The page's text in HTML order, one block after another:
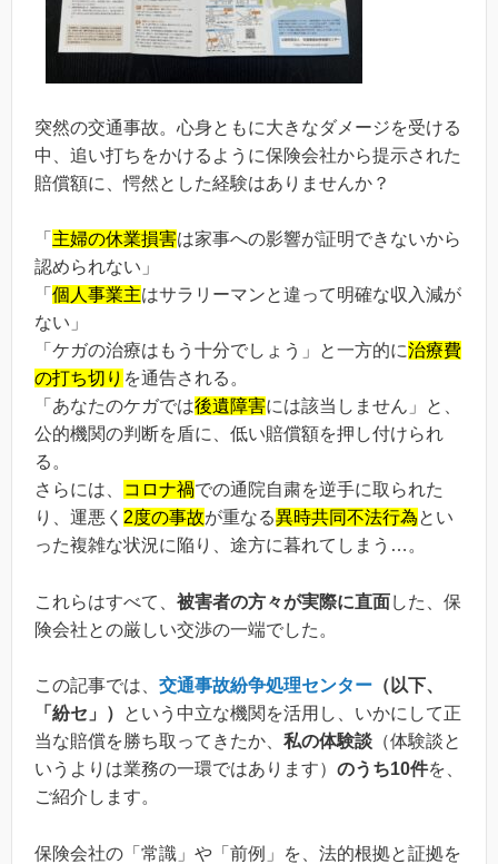
突然の交通事故。心身ともに大きなダメージを受ける
中、追い打ちをかけるように保険会社から提示された
賠償額に、愕然とした経験はありませんか？
「 主婦の休業損害は家事への影響が証明できないから
認められない」
「 個人事業主はサラリーマンと違って明確な収入減が
ない」
「ケガの治療はもう十分でしょう」と一方的に治療費
の打ち切り を通告される。
「あなたのケガでは後遺障害には該当しません」と、
公的機関の判断を盾に、低い賠償額を押し付けられ
る。
さらには、
コロナ禍での通院自粛を逆手に取られた
り、運悪く 2度の事故が重なる異時共同不法行為とい
った複雑な状況に陥り、途方に暮れてしまう…。
これらはすべて、 被害者の方々が実際に直面した、保
険会社との厳しい交渉の一端でした。
この記事では、 交通事故紛争処理センター （以下、
「紛セ」）
という中立な機関を活用し、いかにして正
当な賠償を勝ち取ってきたか、 私の体験談 （体験談と
いうよりは業務の一環ではあります） のうち10件を、
ご紹介します。
保険会社の「常識」や「前例」を、法的根拠と証拠を